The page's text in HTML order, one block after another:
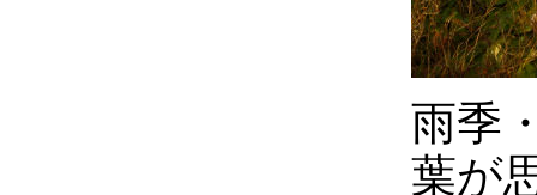
雨季
葉が